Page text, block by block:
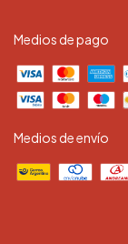
Medios de pago
Medios de envío